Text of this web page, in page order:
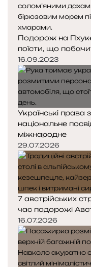
Подорож на
поїсти, що
16.09.2023
Українські права
національне
міжнародне
29.07.2026
7 австрійських
час подорожі
16.07.2026